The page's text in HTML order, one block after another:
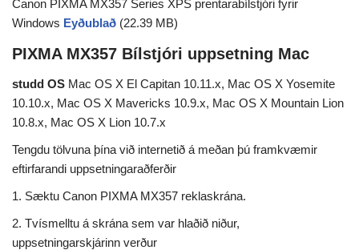
Canon PIXMA MX357 Series XPS prentarabílstjóri fyrir
Windows Eyðublað (22.39 MB)
PIXMA MX357 Bílstjóri uppsetning Mac
studd OS Mac OS X El Capitan 10.11.x, Mac OS X Yosemite
10.10.x, Mac OS X Mavericks 10.9.x, Mac OS X Mountain Lion
10.8.x, Mac OS X Lion 10.7.x
Tengdu tölvuna þína við internetið á meðan þú framkvæmir
eftirfarandi uppsetningaraðferðir
1. Sæktu Canon PIXMA MX357 reklaskrána.
2. Tvísmelltu á skrána sem var hlaðið niður,
uppsetningarskjárinn verður